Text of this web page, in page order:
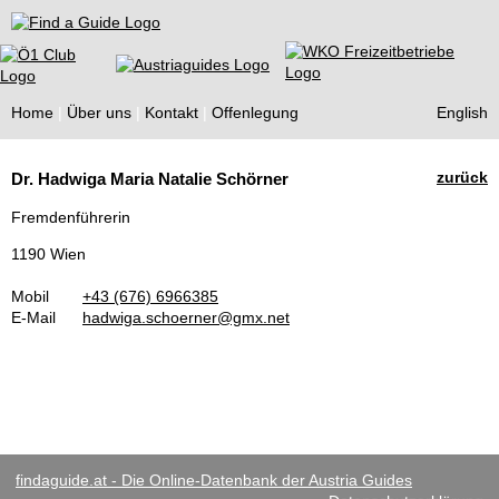
Find a Guide
Home Über uns Kontakt Offenlegung English
Guides
zurück
Dr. Hadwiga Maria Natalie Schörner
Fremdenführerin
1190 Wien
Mobil
+43 (676) 6966385
E-Mail
hadwiga.schoerner@gmx.net
findaguide.at - Die Online-Datenbank der Austria Guides